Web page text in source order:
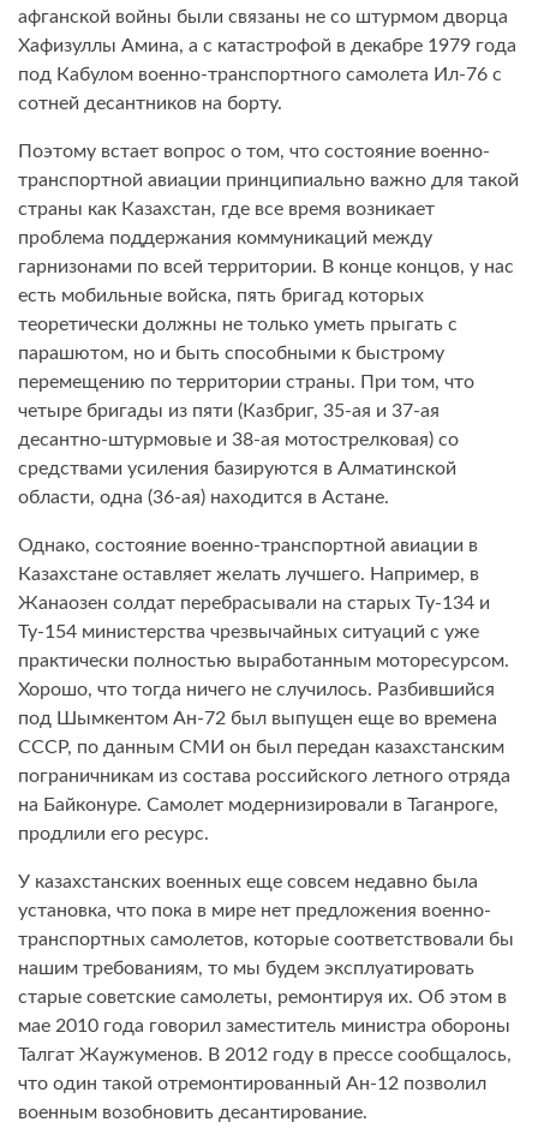
афганской войны были связаны не со штурмом дворца
Хафизуллы Амина, а с катастрофой в декабре 1979 года
под Кабулом военно-транспортного самолета Ил-76 с
сотней десантников на борту.
Поэтому встает вопрос о том, что состояние военно-
транспортной авиации принципиально важно для такой
страны как Казахстан, где все время возникает
проблема поддержания коммуникаций между
гарнизонами по всей территории. В конце концов, у нас
есть мобильные войска, пять бригад которых
теоретически должны не только уметь прыгать с
парашютом, но и быть способными к быстрому
перемещению по территории страны. При том, что
четыре бригады из пяти (Казбриг, 35-ая и 37-ая
десантно-штурмовые и 38-ая мотострелковая) со
средствами усиления базируются в Алматинской
области, одна (36-ая) находится в Астане.
Однако, состояние военно-транспортной авиации в
Казахстане оставляет желать лучшего. Например, в
Жанаозен солдат перебрасывали на старых Ту-134 и
Ту-154 министерства чрезвычайных ситуаций с уже
практически полностью выработанным моторесурсом.
Хорошо, что тогда ничего не случилось. Разбившийся
под Шымкентом Ан-72 был выпущен еще во времена
СССР, по данным СМИ он был передан казахстанским
пограничникам из состава российского летного отряда
на Байконуре. Самолет модернизировали в Таганроге,
продлили его ресурс.
У казахстанских военных еще совсем недавно была
установка, что пока в мире нет предложения военно-
транспортных самолетов, которые соответствовали бы
нашим требованиям, то мы будем эксплуатировать
старые советские самолеты, ремонтируя их. Об этом в
мае 2010 года говорил заместитель министра обороны
Талгат Жаужуменов. В 2012 году в прессе сообщалось,
что один такой отремонтированный Ан-12 позволил
военным возобновить десантирование.